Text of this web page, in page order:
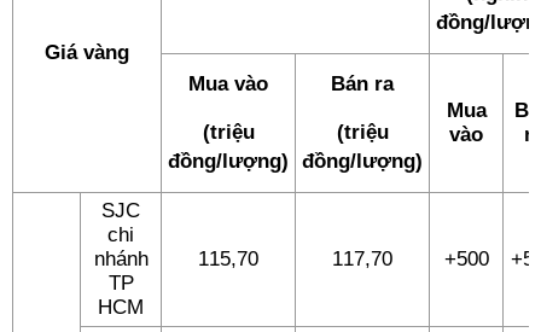
Giá vàng
đồng/
Mua vào
(triệu
đồng/lượng)
Bán ra
(triệu
đồng/lượng)
Mua
vào
SJC
chi
nhánh
TP
HCM
115,70 117,70 +500